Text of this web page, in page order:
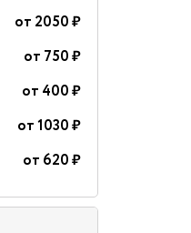
от 2050₽
от 750₽
от 400₽
от1030₽
от 620₽